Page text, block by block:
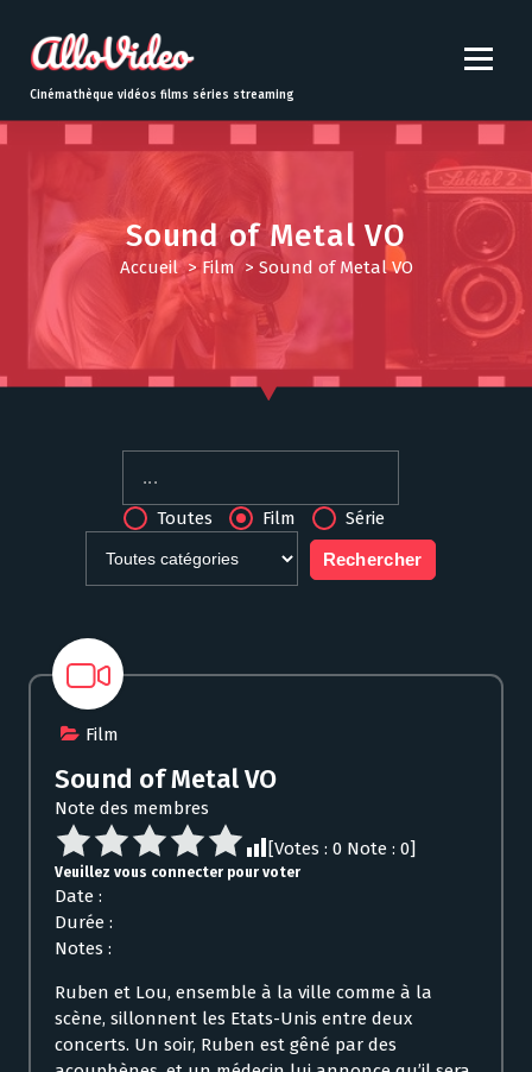
t
o
Cinémathèque vidéos films séries streaming
Sound of Metal VO
Accueil>Film> Sound of Metal VO
Toutes Film Série
Film
Sound of Metal VO
Note des membres
[Votes : 0 Note : 0]
Veuillez vous connecter pour voter
Date :
Durée :
Notes :
Ruben et Lou, ensemble à la ville comme à la
scène, sillonnent les Etats-Unis entre deux
concerts. Un soir, Ruben est gêné par des